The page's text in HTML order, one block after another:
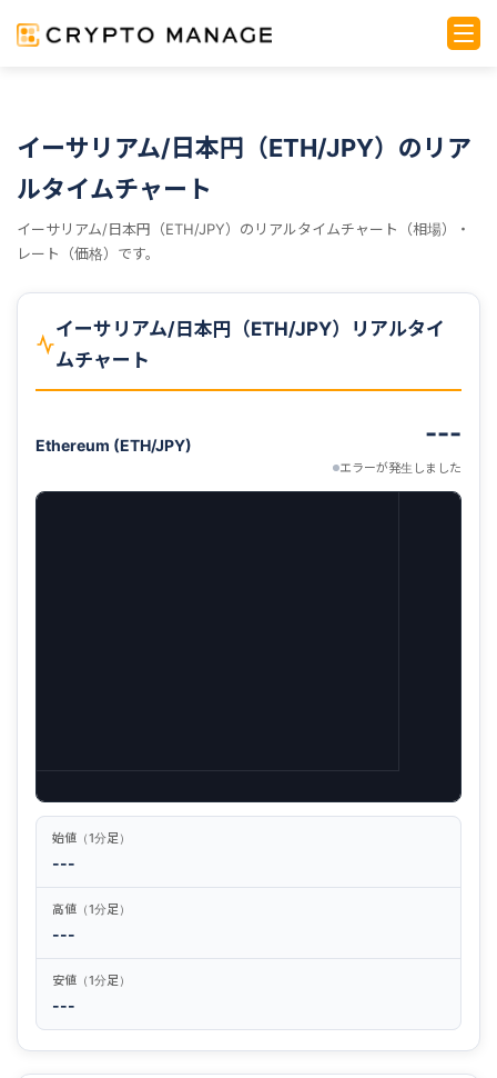
イーサリアム/日本円（ETH/JPY）のリア
ルタイムチャート
イーサリアム/日本円（ETH/JPY）のリアルタイムチャート（相場）・
レート（価格）です。
イーサリアム/日本円（ETH/JPY）リアルタイ
ムチャート
Ethereum (ETH/JPY) ---
エラーが発生しました
始値（1分足）
---
高値（1分足）
---
安値（1分足）
---